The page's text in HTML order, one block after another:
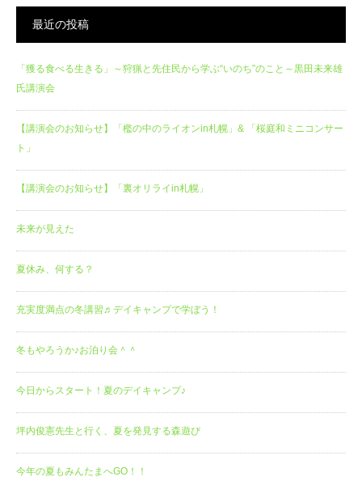
最近の投稿
「獲る食べる生きる」～狩猟と先住民から学ぶ“いのち”のこと～黒田未来雄
氏講演会
【講演会のお知らせ】「檻の中のライオンin札幌」& 「桜庭和ミニコンサー
ト」
【講演会のお知らせ】「裏オリライin札幌」
未来が見えた
夏休み、何する？
充実度満点の冬講習♬デイキャンプで学ぼう！
冬もやろうか♪お泊り会＾＾
今日からスタート！夏のデイキャンプ♪
坪内俊憲先生と行く、夏を発見する森遊び
今年の夏もみんたまへGO！！